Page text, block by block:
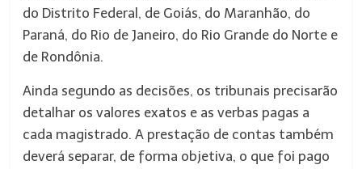
do Distrito Federal, de Goiás, do Maranhão, do
Paraná, do Rio de Janeiro, do Rio Grande do Norte e
de Rondônia.
Ainda segundo as decisões, os tribunais precisarão
detalhar os valores exatos e as verbas pagas a
cada magistrado. A prestação de contas também
deverá separar, de forma objetiva, o que foi pago